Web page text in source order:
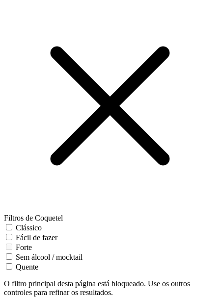
Filtros de Coquetel
Clássico
Fácil de fazer
Forte
Sem álcool / mocktail
Quente
O filtro principal desta página está bloqueado. Use os outros
controles para refinar os resultados.